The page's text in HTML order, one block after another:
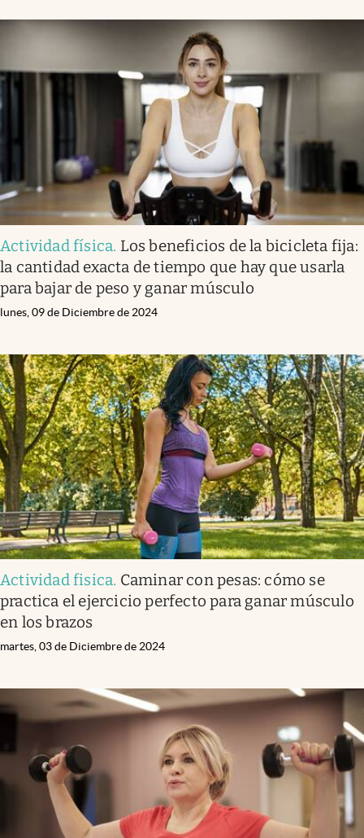
Actividad física. Los beneficios de la bicicleta fija:
la cantidad exacta de tiempo que hay que usarla
para bajar de peso y ganar músculo
lunes, 09 de Diciembre de 2024
Actividad fisica. Caminar con pesas: cómo se
practica el ejercicio perfecto para ganar músculo
en los brazos
martes, 03 de Diciembre de 2024